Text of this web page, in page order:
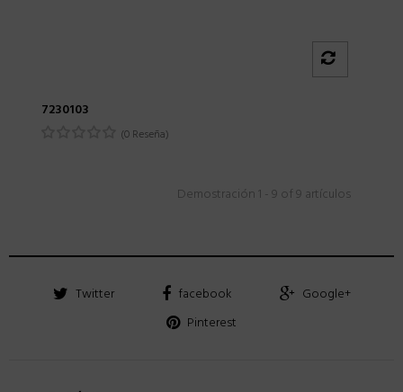
7230103
(0 Reseña)
Demostración 1 - 9 of 9 artículos
Twitter facebook
Google+
Pinterest